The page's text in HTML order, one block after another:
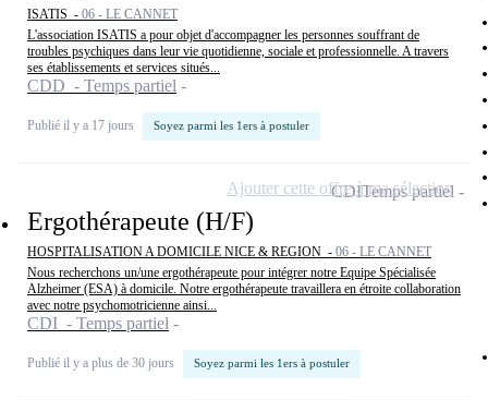
ISATIS - 06 - LE CANNET
L'association ISATIS a pour objet d'accompagner les personnes souffrant de
troubles psychiques dans leur vie quotidienne, sociale et professionnelle. A travers
ses établissements et services situés...
CDD - Temps partiel
Publié il y a 17 jours Soyez parmi les 1ers à postuler
Ergothérapeute (H/F)
HOSPITALISATION A DOMICILE NICE & REGION - 06 - LE CANNET
Nous recherchons un/une ergothérapeute pour intégrer notre Equipe Spécialisée
Alzheimer (ESA) à domicile. Notre ergothérapeute travaillera en étroite collaboration
avec notre psychomotricienne ainsi...
CDI - Temps partiel
Publié il y a plus de 30 jours Soyez parmi les 1ers à postuler
CDITemps partiel
Ajouter cette offre à ma sélection